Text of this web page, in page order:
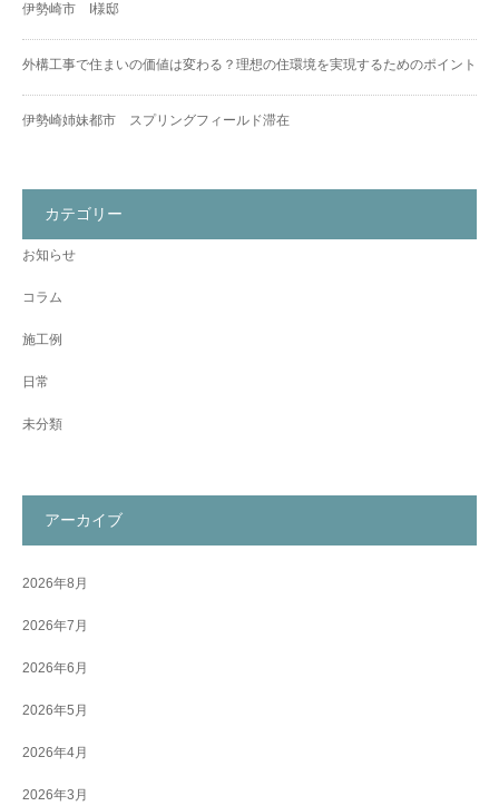
伊勢崎市 I様邸
外構工事で住まいの価値は変わる？理想の住環境を実現するためのポイント
伊勢崎姉妹都市 スプリングフィールド滞在
カテゴリー
お知らせ
コラム
施工例
日常
未分類
アーカイブ
2026年8月
2026年7月
2026年6月
2026年5月
2026年4月
2026年3月